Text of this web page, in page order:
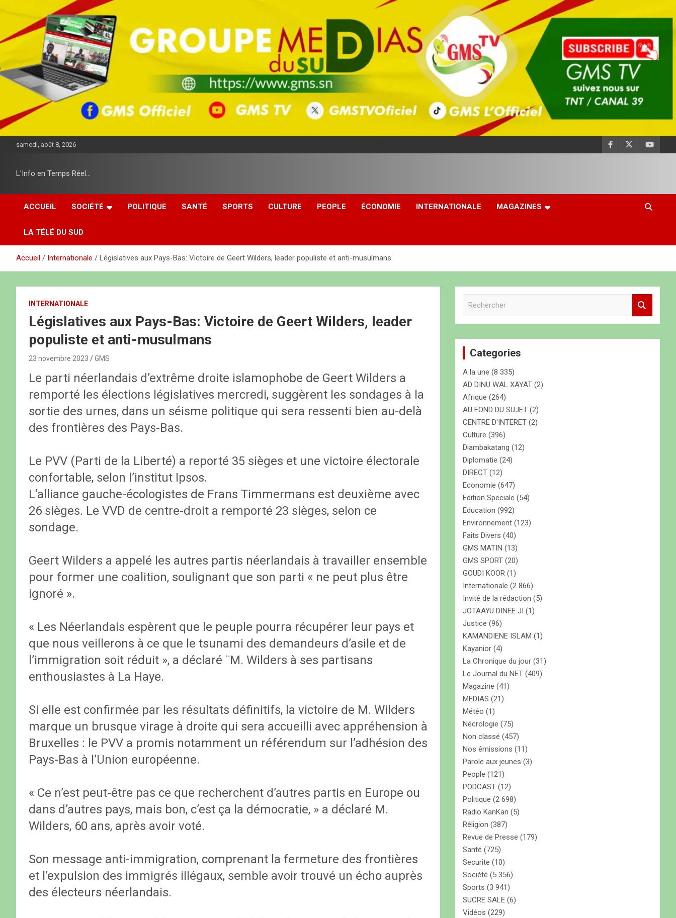
e
u
c
e
n
samedi, août 8, 2026
L'Info en Temps Réel…
ACCUEIL SOCIÉTÉ POLITIQUE SANTÉ SPORTS CULTURE PEOPLE ÉCONOMIE INTERNATIONALE MAGAZINES
LA TÉLÉ DU SUD
Accueil Internationale Législatives aux Pays-Bas: Victoire de Geert Wilders, leader populiste et anti-musulmans
INTERNATIONALE
Législatives aux Pays-Bas: Victoire de Geert Wilders, leader
populiste et anti-musulmans
23 novembre 2023 GMS
Le parti néerlandais d’extrême droite islamophobe de Geert Wilders a
remporté les élections législatives mercredi, suggèrent les sondages à la
sortie des urnes, dans un séisme politique qui sera ressenti bien au-delà
des frontières des Pays-Bas.
Le PVV (Parti de la Liberté) a reporté 35 sièges et une victoire électorale
confortable, selon l’institut Ipsos.
L’alliance gauche-écologistes de Frans Timmermans est deuxième avec
26 sièges. Le VVD de centre-droit a remporté 23 sièges, selon ce
sondage.
Geert Wilders a appelé les autres partis néerlandais à travailler ensemble
pour former une coalition, soulignant que son parti « ne peut plus être
ignoré ».
« Les Néerlandais espèrent que le peuple pourra récupérer leur pays et
que nous veillerons à ce que le tsunami des demandeurs d’asile et de
l’immigration soit réduit », a déclaré ¨M. Wilders à ses partisans
enthousiastes à La Haye.
Si elle est confirmée par les résultats définitifs, la victoire de M. Wilders
marque un brusque virage à droite qui sera accueilli avec appréhension à
Bruxelles : le PVV a promis notamment un référendum sur l’adhésion des
Pays-Bas à l’Union européenne.
« Ce n’est peut-être pas ce que recherchent d’autres partis en Europe ou
dans d’autres pays, mais bon, c’est ça la démocratie, » a déclaré M.
Wilders, 60 ans, après avoir voté.
Son message anti-immigration, comprenant la fermeture des frontières
et l’expulsion des immigrés illégaux, semble avoir trouvé un écho auprès
des électeurs néerlandais.
e
c
h
e
r
Categories
A la une (8 335)
AD DINU WAL XAYAT (2)
Afrique (264)
AU FOND DU SUJET (2)
CENTRE D'INTERET (2)
Culture (396)
Diambakatang (12)
Diplomatie (24)
DIRECT (12)
Economie (647)
Edition Speciale (54)
Education (992)
Environnement (123)
Faits Divers (40)
GMS MATIN (13)
GMS SPORT (20)
GOUDI KOOR (1)
Internationale (2 866)
Invité de la rédaction (5)
JOTAAYU DINEE JI (1)
Justice (96)
KAMANDIENE ISLAM (1)
Kayanior (4)
La Chronique du jour (31)
Le Journal du NET (409)
Magazine (41)
MEDIAS (21)
Météo (1)
Nécrologie (75)
Non classé (457)
Nos émissions (11)
Parole aux jeunes (3)
People (121)
PODCAST (12)
Politique (2 698)
Radio KanKan (5)
Réligion (387)
Revue de Presse (179)
Santé (725)
Securite (10)
Société (5 356)
Sports (3 941)
SUCRE SALE (6)
Vidéos (229)